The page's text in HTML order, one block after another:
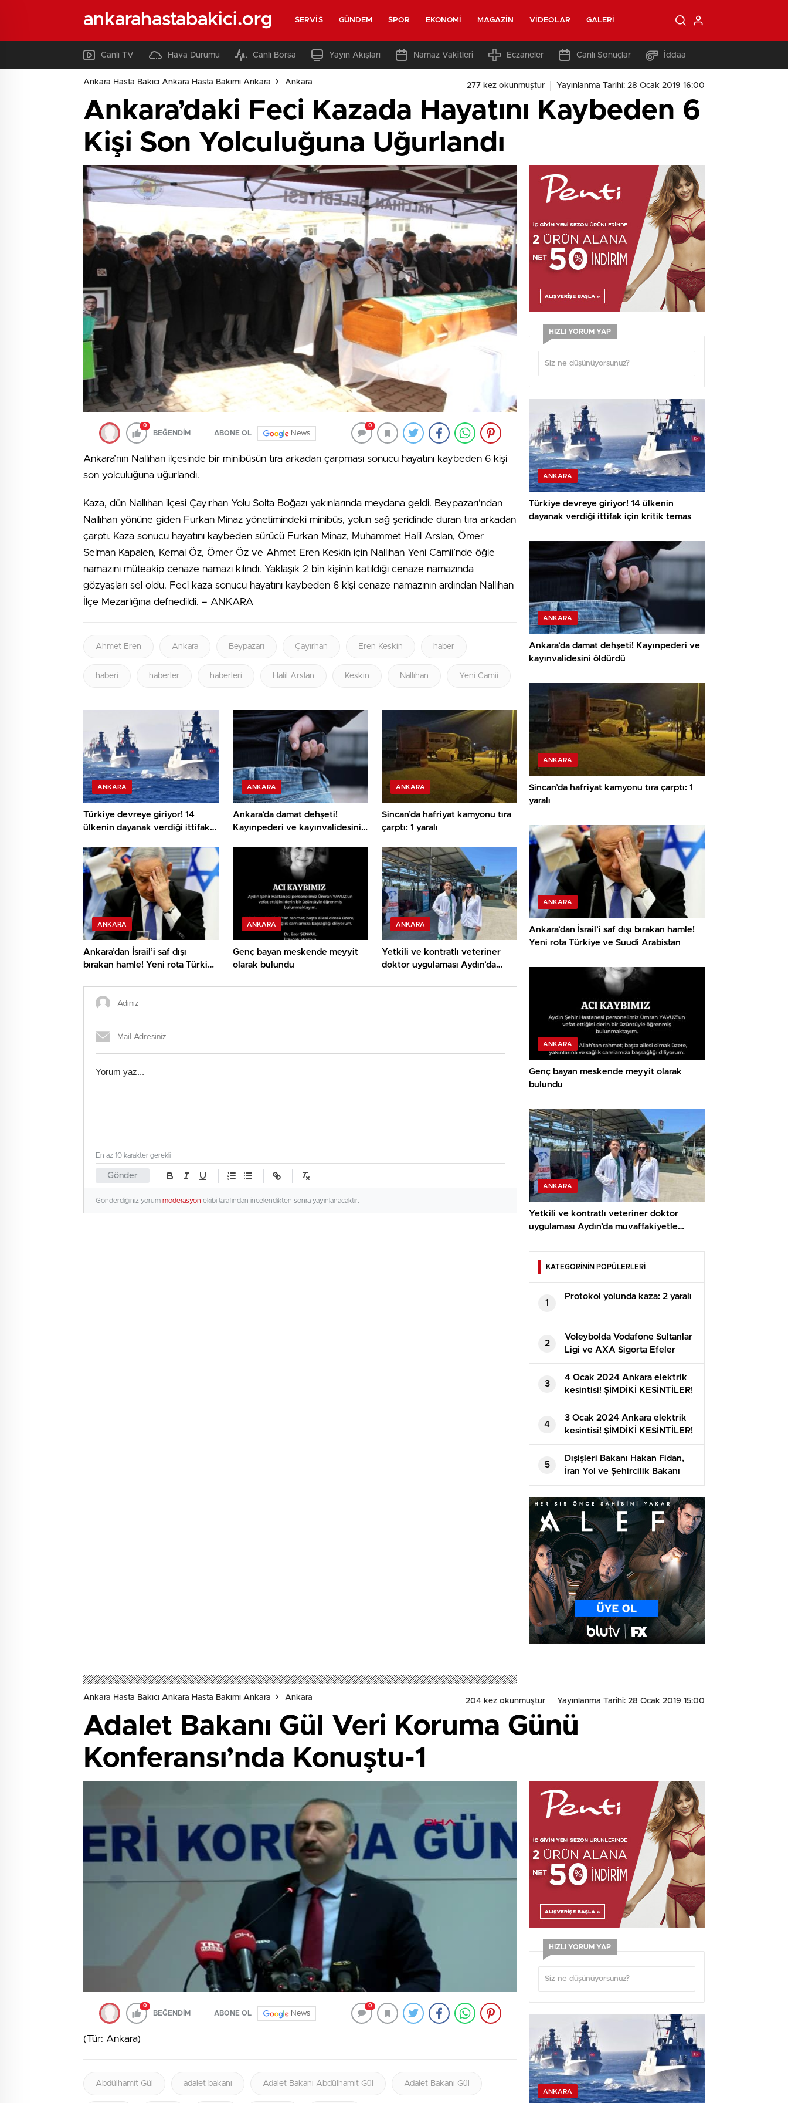
ankarahastabakici.org SERVIS GÜNDEM SPOR EKONOMI MAGAZIN VIDEOLAR GALERI
Canlı TV Hava Durumu Canlı Borsa Yayın Akışları Namaz Vakitleri Eczaneler Canlı Sonuçlar İddaa
Ankara Hasta Bakıcı Ankara Hasta Bakımı Ankara Ankara 277 kez okunmuştur Yayınlanma Tarihi: 28 Ocak 2019 16:00
Ankara’daki Feci Kazada Hayatını Kaybeden 6
Kişi Son Yolculuğuna Uğurlandı
0
BEĞENDİM ABONE OL News
0
Ankara’nın Nallıhan ilçesinde bir minibüsün tıra arkadan çarpması sonucu hayatını kaybeden 6 kişi
son yolculuğuna uğurlandı.
Kaza, dün Nallıhan ilçesi Çayırhan Yolu Solta Boğazı yakınlarında meydana geldi. Beypazarı’ndan
Nallıhan yönüne giden Furkan Minaz yönetimindeki minibüs, yolun sağ şeridinde duran tıra arkadan
çarptı. Kaza sonucu hayatını kaybeden sürücü Furkan Minaz, Muhammet Halil Arslan, Ömer
Selman Kapalen, Kemal Öz, Ömer Öz ve Ahmet Eren Keskin için Nallıhan Yeni Camii’nde öğle
namazını müteakip cenaze namazı kılındı. Yaklaşık 2 bin kişinin katıldığı cenaze namazında
gözyaşları sel oldu. Feci kaza sonucu hayatını kaybeden 6 kişi cenaze namazının ardından Nallıhan
İlçe Mezarlığına defnedildi. – ANKARA
Ahmet Eren Ankara Beypazarı Çayırhan Eren Keskin haber
haberi haberler haberleri Halil Arslan Keskin Nallıhan Yeni Camii
ANKARA
Türkiye devreye giriyor! 14
ülkenin dayanak verdiği ittifak
ANKARA
Ankara’da damat dehşeti!
Kayınpederi ve kayınvalidesini
ANKARA
Sincan’da hafriyat kamyonu tıra
çarptı: 1 yaralı
ANKARA
Ankara’dan İsrail’i saf dışı
bırakan hamle! Yeni rota Türkiye
ANKARA
Genç bayan meskende meyyit
olarak bulundu
ANKARA
Yetkili ve kontratlı veteriner
doktor uygulaması Aydın’da
Gönder
En az 10 karakter gerekli
Gönderdiğiniz yorum moderasyon ekibi tarafından incelendikten sonra yayınlanacaktır.
HIZLI YORUM YAP
ANKARA
Türkiye devreye giriyor! 14 ülkenin
dayanak verdiği ittifak için kritik temas
ANKARA
Ankara’da damat dehşeti! Kayınpederi ve
kayınvalidesini öldürdü
ANKARA
Sincan’da hafriyat kamyonu tıra çarptı: 1
yaralı
ANKARA
Ankara’dan İsrail’i saf dışı bırakan hamle!
Yeni rota Türkiye ve Suudi Arabistan
ANKARA
Genç bayan meskende meyyit olarak
bulundu
ANKARA
Yetkili ve kontratlı veteriner doktor
uygulaması Aydın’da muvaffakiyetle
KATEGORİNİN POPÜLERLERİ
1
Protokol yolunda kaza: 2 yaralı
2
Voleybolda Vodafone Sultanlar
Ligi ve AXA Sigorta Efeler
Ligi’nde ikinci yarı başlıyor
3
4 Ocak 2024 Ankara elektrik
kesintisi! ŞİMDİKİ KESİNTİLER!
Ankara’da elektrikler ne vakit
gelecek?
4
3 Ocak 2024 Ankara elektrik
kesintisi! ŞİMDİKİ KESİNTİLER!
Ankara’da elektrikler ne vakit
gelecek?
5
Dışişleri Bakanı Hakan Fidan,
İran Yol ve Şehircilik Bakanı
Mehrdad Bezrpaş’ı Ankara’da
ağırladı
Ankara Hasta Bakıcı Ankara Hasta Bakımı Ankara Ankara 204 kez okunmuştur Yayınlanma Tarihi: 28 Ocak 2019 15:00
Adalet Bakanı Gül Veri Koruma Günü
Konferansı’nda Konuştu-1
0
BEĞENDİM ABONE OL News
0
(Tür: Ankara)
Abdülhamit Gül adalet bakanı Adalet Bakanı Abdülhamit Gül Adalet Bakanı Gül
HIZLI YORUM YAP
ANKARA